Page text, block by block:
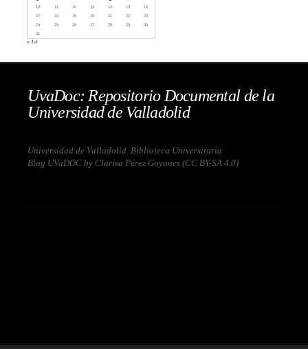
10
11 12 13 14 15
16
17
18 19 20 21 22
23
24
25 26 27 28 29
30
31
« Jul
UvaDoc: Repositorio Documental de la
Universidad de Valladolid
Universidad de Valladolid. Biblioteca Universitaria
Blog UVaDOC by Clarisa Pérez Goyanes (CC BY-SA 4.0)